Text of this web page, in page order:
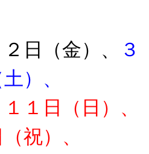
２日（金）、
３
）、
１日（日）、
祝）、